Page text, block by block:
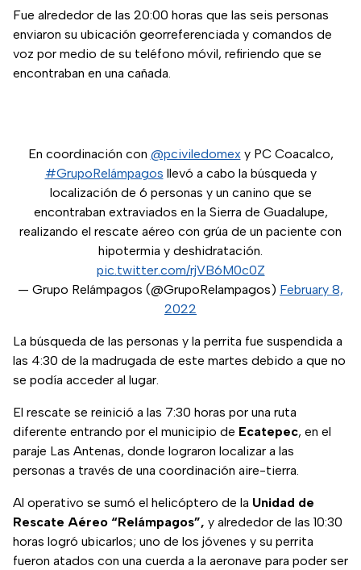
Fue alrededor de las 20:00 horas que las seis personas
enviaron su ubicación georreferenciada y comandos de
voz por medio de su teléfono móvil, refiriendo que se
encontraban en una cañada.
En coordinación con @pciviledomex y PC Coacalco,
#GrupoRelámpagos llevó a cabo la búsqueda y
localización de 6 personas y un canino que se
encontraban extraviados en la Sierra de Guadalupe,
realizando el rescate aéreo con grúa de un paciente con
hipotermia y deshidratación.
pic.twitter.com/rjVB6M0c0Z
— Grupo Relámpagos (@GrupoRelampagos) February 8,
2022
La búsqueda de las personas y la perrita fue suspendida a
las 4:30 de la madrugada de este martes debido a que no
se podía acceder al lugar.
El rescate se reinició a las 7:30 horas por una ruta
diferente entrando por el municipio de Ecatepec, en el
paraje Las Antenas, donde lograron localizar a las
personas a través de una coordinación aire-tierra.
Al operativo se sumó el helicóptero de la Unidad de
Rescate Aéreo “Relámpagos”, y alrededor de las 10:30
horas logró ubicarlos; uno de los jóvenes y su perrita
fueron atados con una cuerda a la aeronave para poder ser